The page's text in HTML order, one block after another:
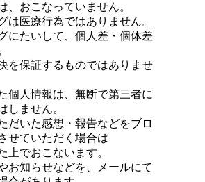
、おこなっていません。
は医療行為ではありません。
にたいして、個人差・個体差
を保証するものではありませ
個人情報は、無断で第三者に
しません。
だいた感想・報告などをブロ
せていただく場合は
上でおこないます。
お知らせなどを、メールにて